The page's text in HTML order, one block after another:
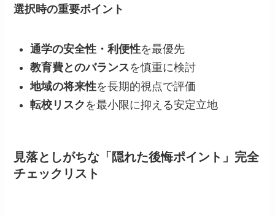
選択時の重要ポイント
通学の安全性・利便性を最優先
教育費とのバランスを慎重に検討
地域の将来性を長期的視点で評価
転校リスク を最小限に抑える安定立地
見落としがちな「隠れた後悔ポイント」完全
チェックリスト